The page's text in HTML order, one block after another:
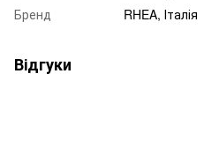
Бренд
RHEA, Італія
Відгуки